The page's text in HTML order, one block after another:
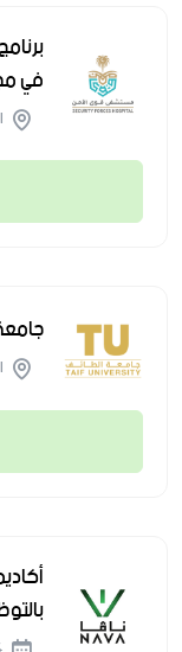
في